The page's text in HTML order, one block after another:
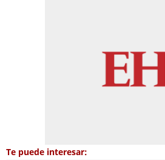
Te puede interesar: